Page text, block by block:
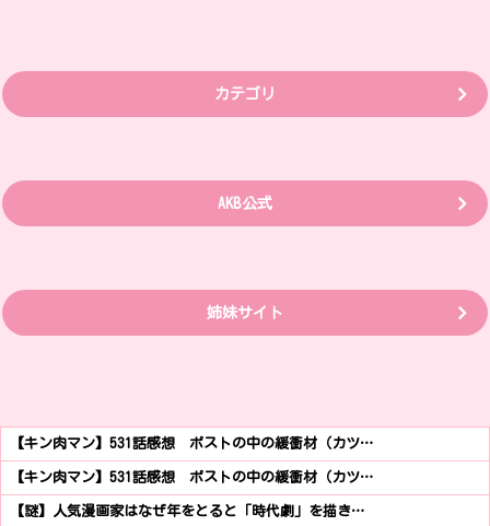
カテゴリ
AKB公式
姉妹サイト
【キン肉マン】531話感想 ポストの中の緩衝材（カツ…
【キン肉マン】531話感想 ポストの中の緩衝材（カツ…
【謎】人気漫画家はなぜ年をとると「時代劇」を描き…